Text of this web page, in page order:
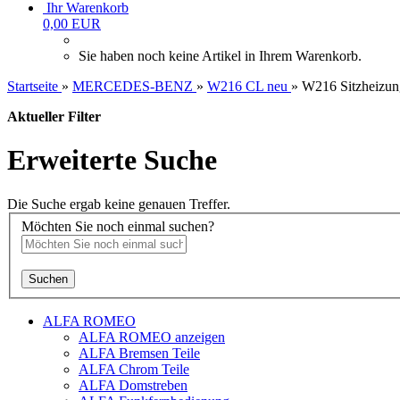
Ihr Warenkorb
0,00 EUR
Sie haben noch keine Artikel in Ihrem Warenkorb.
Startseite » MERCEDES-BENZ » W216 CL neu » W216
Aktueller Filter
Erweiterte Suche
Die Suche ergab keine genauen Treffer.
Möchten Sie noch einmal suchen?
Suchen
ALFA ROMEO
ALFA ROMEO anzeigen
ALFA Bremsen Teile
ALFA Chrom Teile
ALFA Domstreben